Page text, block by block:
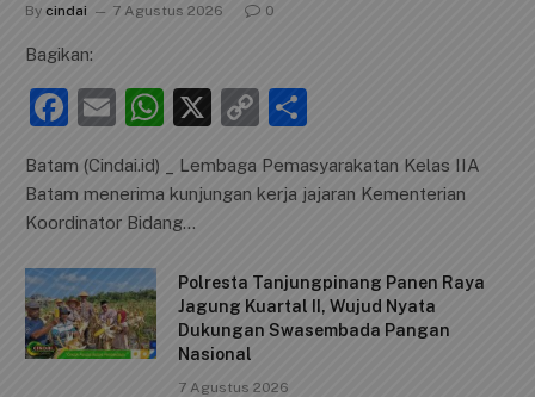
By cindai 7 Agustus 2026 0
Bagikan:
F
c
e
b
o
o
k
E
ai
l
W
at
s
p
p
X
C
p
n
k
ar
Batam (Cindai.id) _ Lembaga Pemasyarakatan Kelas IIA
Batam menerima kunjungan kerja jajaran Kementerian
Koordinator Bidang…
Polresta Tanjungpinang Panen Raya
Jagung Kuartal II, Wujud Nyata
Dukungan Swasembada Pangan
Nasional
7 Agustus 2026